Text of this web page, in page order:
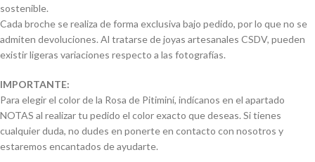
sostenible.
Cada broche se realiza de forma exclusiva bajo pedido, por lo que no se
admiten devoluciones. Al tratarse de joyas artesanales CSDV, pueden
existir ligeras variaciones respecto a las fotografías.
IMPORTANTE:
Para elegir el color de la Rosa de Pitiminí, indícanos en el apartado
NOTAS al realizar tu pedido el color exacto que deseas. Si tienes
cualquier duda, no dudes en ponerte en contacto con nosotros y
estaremos encantados de ayudarte.